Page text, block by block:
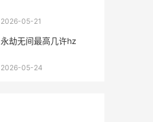
2026-05-21
永劫无间最高几许hz
2026-05-24